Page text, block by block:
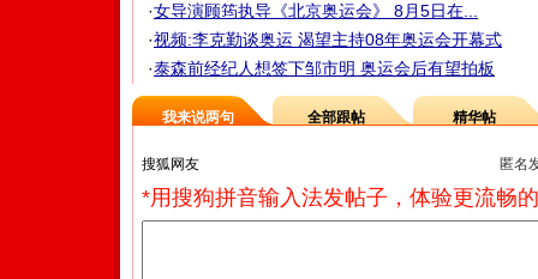
·女导演顾筠执导《北京奥运会》 8月5日在...
·视频:李克勤谈奥运 渴望主持08年奥运会开幕式
·泰森前经纪人想签下邹市明 奥运会后有望拍板
我来说两句 全部跟帖 精华帖
匿名
*用搜狗拼音输入法发帖子，体验更流畅